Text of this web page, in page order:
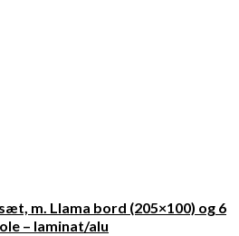
m. Llama bord (205×100) og 6
– laminat/alu